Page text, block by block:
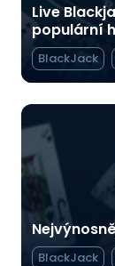
Live
populární
BlackJack
BlackJack